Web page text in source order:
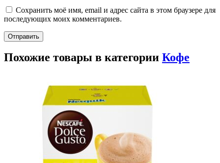
Сохранить моё имя, email и адрес сайта в этом браузере для
последующих моих комментариев.
Похожие товары в категории Кофе